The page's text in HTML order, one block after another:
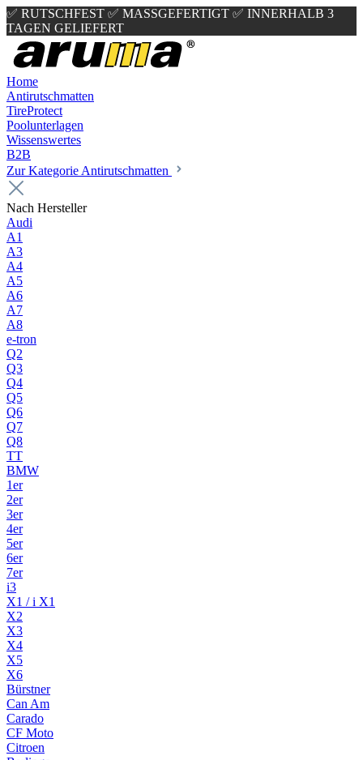
✅ RUTSCHFEST ✅ MASSGEFERTIGT ✅ INNERHALB 3
TAGEN GELIEFERT
Home
Antirutschmatten
TireProtect
Poolunterlagen
Wissenswertes
B2B
Zur Kategorie Antirutschmatten
Nach Hersteller
Audi
A1
A3
A4
A5
A6
A7
A8
e-tron
Q2
Q3
Q4
Q5
Q6
Q7
Q8
TT
BMW
1er
2er
3er
4er
5er
6er
7er
i3
X1 / i X1
X2
X3
X4
X5
X6
Bürstner
Can Am
Carado
CF Moto
Citroen